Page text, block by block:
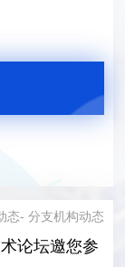
态- 分支机构动态
论坛邀您参